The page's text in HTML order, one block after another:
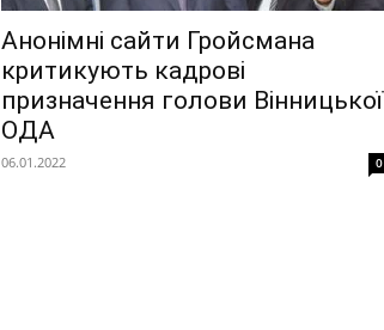
Анонімні сайти Гройсмана
критикують кадрові
призначення голови Вінницької
ОДА
06.01.2022 0